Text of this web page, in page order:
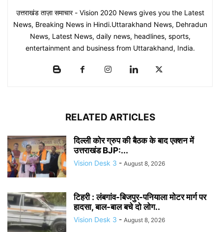
उत्तराखंड ताज़ा समाचार - Vision 2020 News gives you the Latest
News, Breaking News in Hindi.Uttarakhand News, Dehradun
News, Latest News, daily news, headlines, sports,
entertainment and business from Uttarakhand, India.
RELATED ARTICLES
दिल्ली कोर ग्रुप की बैठक के बाद एक्शन में
उत्तराखंड BJP:...
Vision Desk 3 - August 8, 2026
टिहरी : लंबगांव-बिजपुर-पनियाला मोटर मार्ग पर
हादसा, बाल-बाल बचे दो लोग..
Vision Desk 3 - August 8, 2026